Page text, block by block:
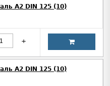
А2 DIN 125 (10)
+
А2 DIN 125 (10)